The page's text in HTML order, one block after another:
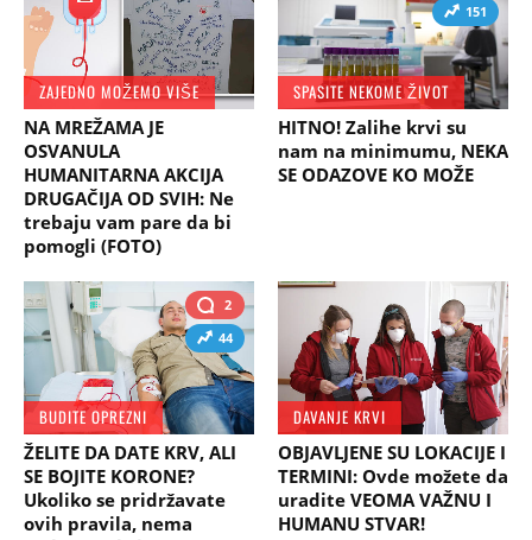
ZAJEDNO MOŽEMO VIŠE
NA MREŽAMA JE
OSVANULA
HUMANITARNA AKCIJA
DRUGAČIJA OD SVIH: Ne
trebaju vam pare da bi
pomogli (FOTO)
151
SPASITE NEKOME ŽIVOT
HITNO! Zalihe krvi su
nam na minimumu, NEKA
SE ODAZOVE KO MOŽE
2
44
BUDITE OPREZNI
ŽELITE DA DATE KRV, ALI
SE BOJITE KORONE?
Ukoliko se pridržavate
ovih pravila, nema
DAVANJE KRVI
OBJAVLJENE SU LOKACIJE I
TERMINI: Ovde možete da
uradite VEOMA VAŽNU I
HUMANU STVAR!